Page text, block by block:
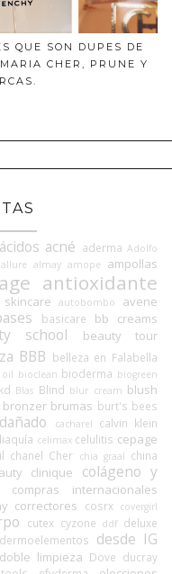
QUE SON DUPES DE
CHER, PRUNE Y
ácidos acné aderma Adolfo
allure almay amope ampollas
antioxidante
autobombo avene
basicare bb creams
school beauty tour
BBB belleza en Falabella
bioclean bioderma biogreen
Blas Blind blur cream blush
bronzer brumas burt's bees
cacharel
calvin klein
celimax celulitis cepage
chanel Cher chia graal china
clinique
colágeno y
compras internacionales
correctores cosrx covergirl
cutex cyzone ddf deluxe
dermoelementos desde IG
doble limpieza Dove ducray